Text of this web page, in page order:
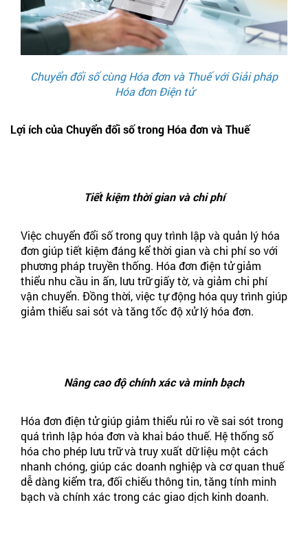
Chuyển đổi số cùng Hóa đơn và Thuế với Giải pháp
Hóa đơn Điện tử
Lợi ích của Chuyển đổi số trong Hóa đơn và Thuế
Tiết kiệm thời gian và chi phí
Việc chuyển đổi số trong quy trình lập và quản lý hóa
đơn giúp tiết kiệm đáng kể thời gian và chi phí so với
phương pháp truyền thống. Hóa đơn điện tử giảm
thiểu nhu cầu in ấn, lưu trữ giấy tờ, và giảm chi phí
vận chuyển. Đồng thời, việc tự động hóa quy trình giúp
giảm thiểu sai sót và tăng tốc độ xử lý hóa đơn.
Nâng cao độ chính xác và minh bạch
Hóa đơn điện tử giúp giảm thiểu rủi ro về sai sót trong
quá trình lập hóa đơn và khai báo thuế. Hệ thống số
hóa cho phép lưu trữ và truy xuất dữ liệu một cách
nhanh chóng, giúp các doanh nghiệp và cơ quan thuế
dễ dàng kiểm tra, đối chiếu thông tin, tăng tính minh
bạch và chính xác trong các giao dịch kinh doanh.